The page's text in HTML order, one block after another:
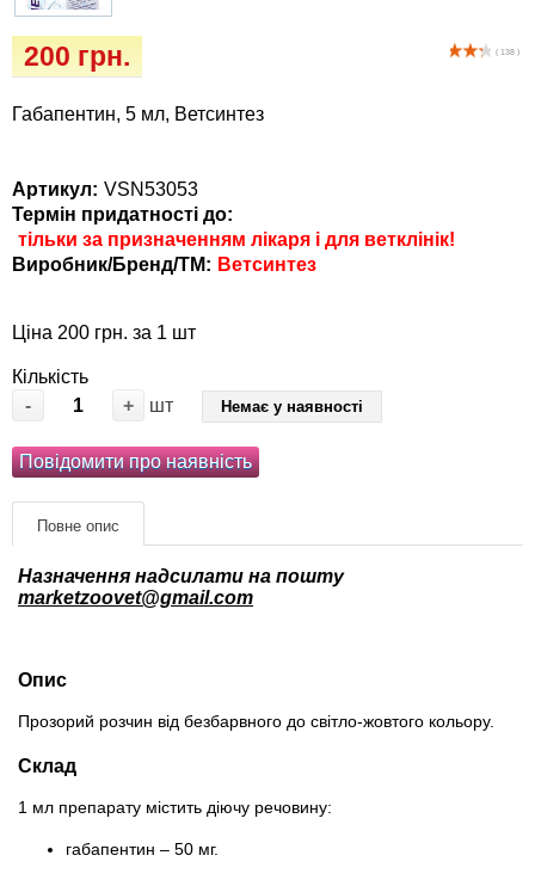
( 138 )
200 грн.
Габапентин, 5 мл, Ветсинтез
Артикул: VSN53053
Термін придатності до:
тільки за призначенням лікаря і для ветклінік!
Виробник/Бренд/ТМ: Ветсинтез
Ціна 200 грн. за 1 шт
Кількість
-
+ шт Немає у наявності
Повідомити про наявність
Повне опис
Назначення надсилати на пошту
marketzoovet@gmail.com
Опис
Прозорий розчин від безбарвного до світло-жовтого кольору.
Склад
1 мл препарату містить діючу речовину:
габапентин – 50 мг.
Ласощі та корма
Vet Diet Canine Wet - ветеринарные диеты
для собак
Лежаки, будиночки, охолоджуючи
Миски, автогодівниці, поілки
Одяг та взуття
Переноски, сумки, клітки
Післяопераційні засоби та витратні
Подарункові сертифікати
Товари для голубів
Товари для гризунів
Товари для людей
Популярні зоотоварі